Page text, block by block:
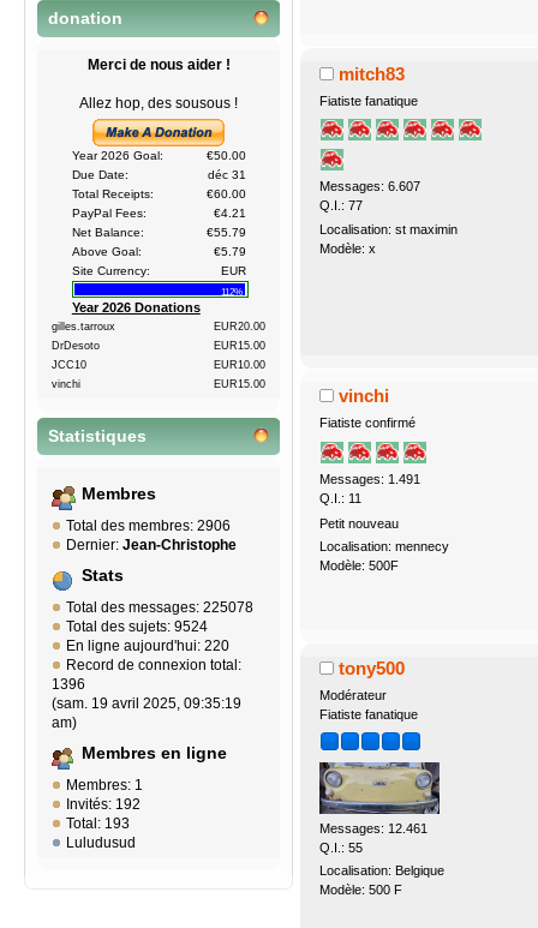
donation
Merci de nous aider !
Allez hop, des sousous !
Year 2026 Goal:
€50.00
Due Date:
déc 31
Total Receipts:
€60.00
PayPal Fees:
€4.21
Net Balance:
€55.79
Above Goal:
€5.79
Site Currency:
EUR
112%
Year 2026 Donations
gilles.tarroux
EUR20.00
DrDesoto
EUR15.00
JCC10
EUR10.00
vinchi
EUR15.00
Statistiques
Membres
Total des membres: 2906
Dernier: Jean-Christophe
Stats
Total des messages: 225078
Total des sujets: 9524
En ligne aujourd'hui: 220
Record de connexion total:
1396
(sam. 19 avril 2025, 09:35:19
am)
Membres en ligne
Membres: 1
Invités: 192
Total: 193
Luludusud
mitch83
Fiatiste fanatique
Messages: 6.607
Q.I.: 77
Localisation: st maximin
Modèle: x
vinchi
Fiatiste confirmé
Messages: 1.491
Q.I.: 11
Petit nouveau
Localisation: mennecy
Modèle: 500F
tony500
Modérateur
Fiatiste fanatique
Messages: 12.461
Q.I.: 55
Localisation: Belgique
Modèle: 500 F